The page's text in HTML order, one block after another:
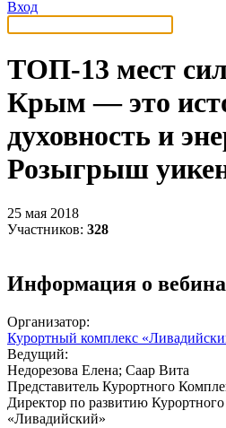
Вход
ТОП-13 мест
Крым — это
духовность и
Розыгрыш
25 мая 2018
Участников: 328
Информация о
Организатор:
Курортный комплекс
Ведущий:
Недорезова Елена; Саар Вита
Представитель Курортного
Директор по развитию
«Ливадийский»